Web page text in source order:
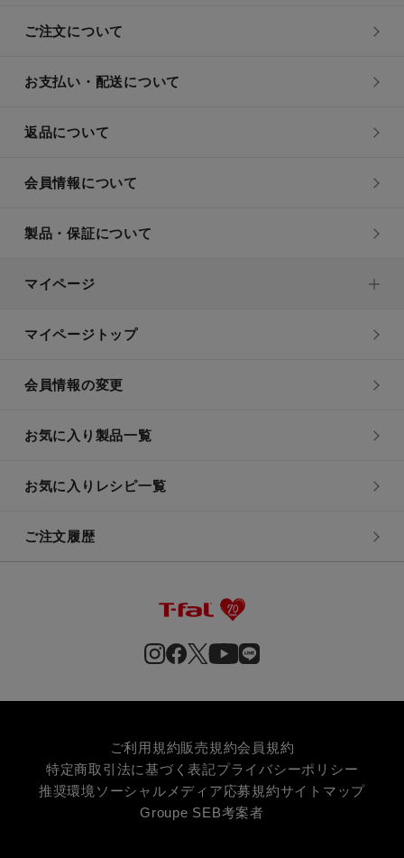
ご注文について
お支払い・配送について
返品について
会員情報について
製品・保証について
マイページ
マイページトップ
会員情報の変更
お気に入り製品一覧
お気に入りレシピ一覧
ご注文履歴
ご利用規約販売規約会員規約
特定商取引法に基づく表記プライバシーポリシー
推奨環境 ソーシャルメディア応募規約サイトマップ
Groupe SEB考案者